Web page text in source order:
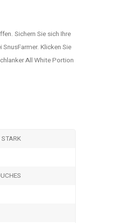
Sichern Sie sich Ihre
Klicken Sie
All White Portion